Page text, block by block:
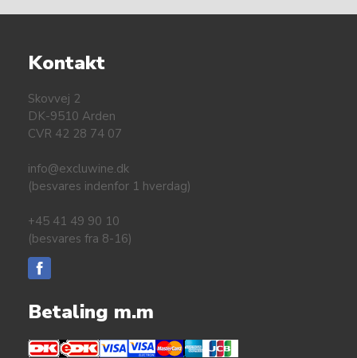
Kontakt
Skovvej 2
DK-9510 Arden
CVR 42 28 74 07
info@excluwine.dk
(besvares indenfor 1 hverdag)
+45 41 49 90 10
(besvares fra 8-16)
Betaling m.m